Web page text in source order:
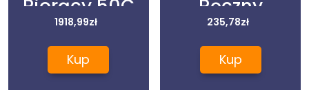
Piorący 50C
1400W Chemia
1918,99zł
Kup
Ręczny
Rhv18F-0
235,78zł
Kup